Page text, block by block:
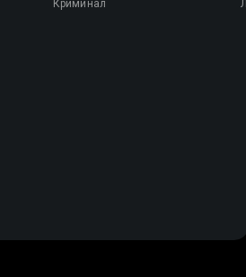
Криминал